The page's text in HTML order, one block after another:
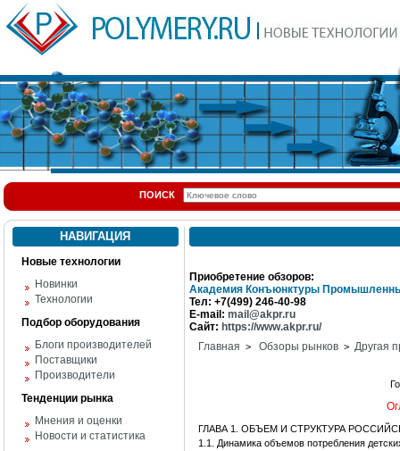
ПОИСК
НАВИГАЦИЯ
Новые технологии
Новинки
Технологии
Подбор оборудования
Блоги производителей
Поставщики
Производители
Тенденции рынка
Мнения и оценки
Новости и статистика
Приобретение обзоров:
Академия Конъюнктуры
Тел: +7(499) 246-40-98
E-mail: mail@akpr.ru
Сайт: https://www.akpr.ru/
Главная > Обзоры рынков > Другая
ГЛАВА 1. ОБЪЕМ И СТРУКТУРА
1.1. Динамика объемов потребления